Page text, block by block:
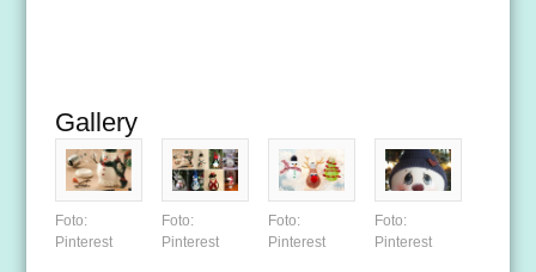
Gallery
Foto:
Pinterest
Foto:
Pinterest
Foto:
Pinterest
Foto:
Pinterest